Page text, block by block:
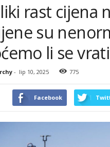
rast cijena
su
li se
- lip 10, 2025 775
Facebook